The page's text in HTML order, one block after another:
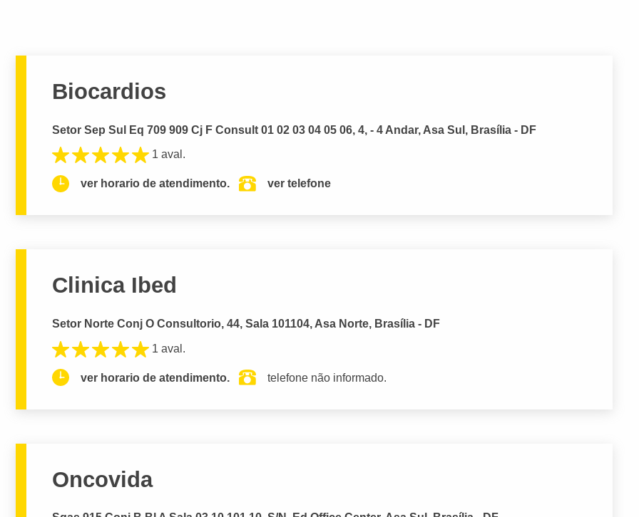
Biocardios
Setor Sep Sul Eq 709 909 Cj F Consult 01 02 03 04 05 06, 4, - 4 Andar, Asa Sul, Brasília - DF
1 aval.
ver horario de atendimento. ver telefone
Clinica Ibed
Setor Norte Conj O Consultorio, 44, Sala 101104, Asa Norte, Brasília - DF
1 aval.
ver horario de atendimento. telefone não informado.
Oncovida